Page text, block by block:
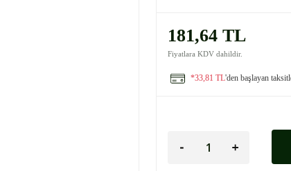
181,64 TL
Fiyatlara KDV dahildir.
*33,81 TL'den başlayan